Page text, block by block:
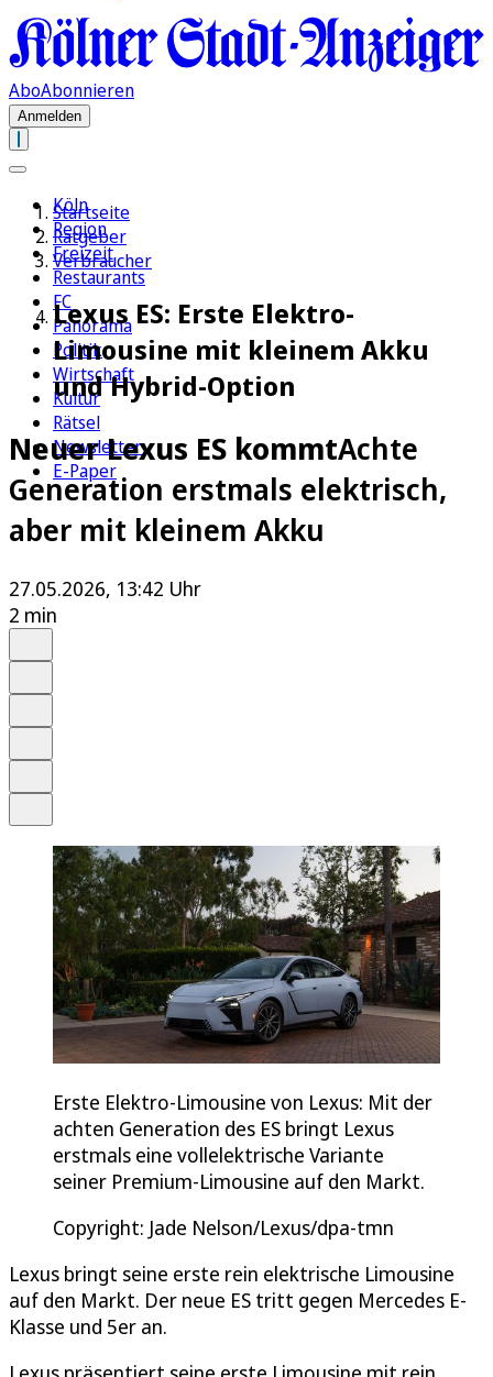
AboAbonnieren
Anmelden
Köln
Region
Freizeit
Restaurants
FC
Panorama
Politik
Wirtschaft
Kultur
Rätsel
Newsletter
E-Paper
Startseite
Ratgeber
Verbraucher
Lexus ES: Erste Elektro-
Limousine mit kleinem Akku
und Hybrid-Option
Neuer Lexus ES kommtAchte
Generation erstmals elektrisch,
aber mit kleinem Akku
27.05.2026, 13:42 Uhr
2 min
Erste Elektro-Limousine von Lexus: Mit der
achten Generation des ES bringt Lexus
erstmals eine vollelektrische Variante
seiner Premium-Limousine auf den Markt.
Copyright: Jade Nelson/Lexus/dpa-tmn
Lexus bringt seine erste rein elektrische Limousine
auf den Markt. Der neue ES tritt gegen Mercedes E-
Klasse und 5er an.